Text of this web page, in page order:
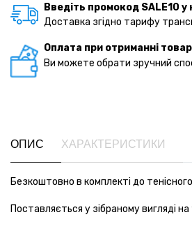
Введіть промокод SALE10
Доставка згідно тарифу
Оплата при отриманні
Ви можете обрати зручний
ОПИС ХАРАКТЕРИСТИКИ
Безкоштовно в комплекті до
Поставляється у зібраному вигляді на